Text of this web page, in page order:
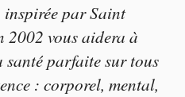
inspirée par Saint
2002 vous aidera à
santé parfaite sur tous
: corporel, mental,